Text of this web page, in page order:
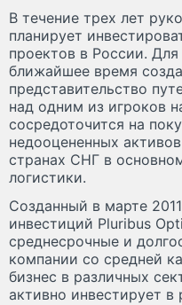
В течение трех лет
планирует
проектов в России.
ближайшее время
представительство
над одним из игроков
сосредоточится на
недооцененных
странах СНГ в
логистики.
Созданный в марте
инвестиций Pluribus
среднесрочные и
компании со средней
бизнес в различных
активно инвестирует в